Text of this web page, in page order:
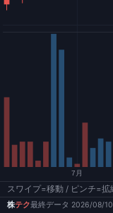
スワイプ=移動 / ピンチ=拡
株テク最終データ 2026/08/10